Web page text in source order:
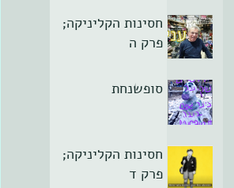
חסינות הקליניקה;
פרק ה
סופשנחת
חסינות הקליניקה;
פרק ד